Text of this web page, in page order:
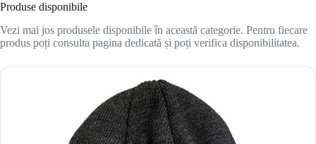
Produse disponibile
Vezi mai jos produsele disponibile în această categorie. Pentru fiecare
produs poți consulta pagina dedicată și poți verifica disponibilitatea.